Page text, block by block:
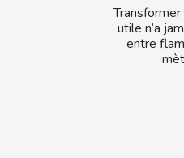
utile n’a
entre